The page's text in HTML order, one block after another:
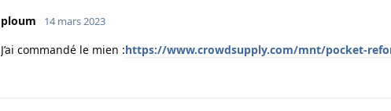
ploum 14 mars 2023
J’ai commandé le mien :https://www.crowdsupply.com/mnt/pocket-